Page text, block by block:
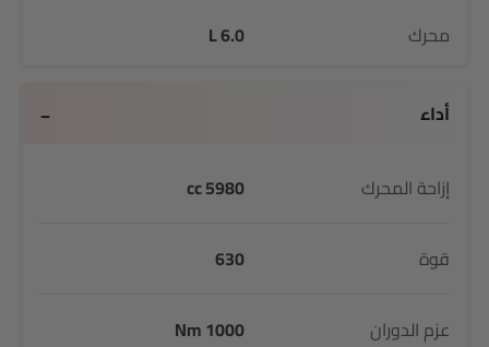
محرك 6.0 L
أداء
إزاحة المحرك 5980 cc
قوة 630
عزم الدوران 1000 Nm